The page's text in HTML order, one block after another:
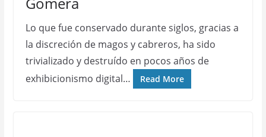
Lo que fue conservado durante siglos, gracias a
la discreción de magos y cabreros, ha sido
trivializado y destruído en pocos años de
exhibicionismo digital…
Read More